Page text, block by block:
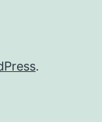
.